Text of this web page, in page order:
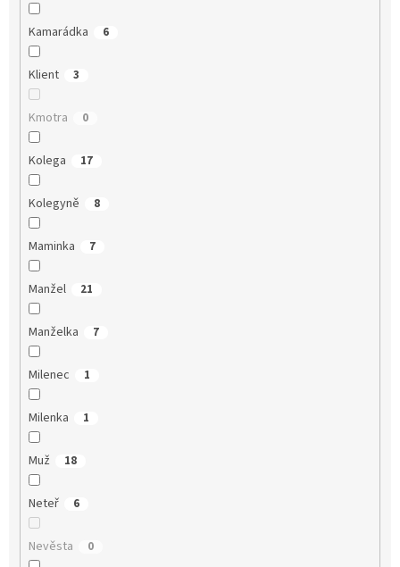
Kamarádka 6
Klient 3
Kmotra 0
Kolega 17
Kolegyně 8
Maminka 7
Manžel 21
Manželka 7
Milenec 1
Milenka 1
Muž 18
Neteř 6
Nevěsta 0